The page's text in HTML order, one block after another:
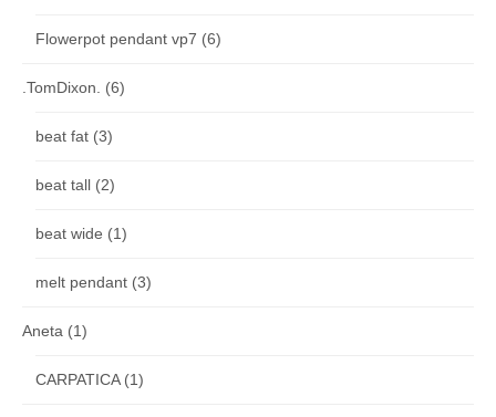
Flowerpot pendant vp7 (6)
.TomDixon. (6)
beat fat (3)
beat tall (2)
beat wide (1)
melt pendant (3)
Aneta (1)
CARPATICA(1)